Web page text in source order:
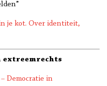
je kot. Over identiteit,
extreemrechts
Democratie in